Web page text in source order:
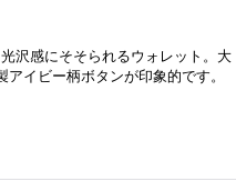
沢感にそそられるウォレット。大
イビー柄ボタンが印象的です。